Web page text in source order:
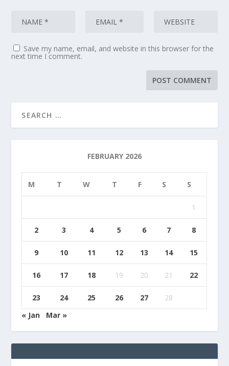
Save my name, email, and website in this browser for the
next time I comment.
FEBRUARY 2026
M T W T F S S
1
2 3 4 5 6 7 8
9 10 11 12 13 14 15
16 17 18 19 20 21 22
23 24 25 26 27
28
« Jan
Mar »